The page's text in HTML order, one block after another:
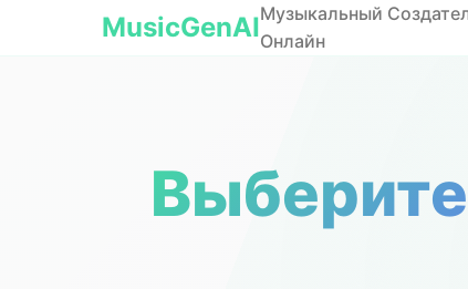
MusicGenAIМузыкальный
Онлайн